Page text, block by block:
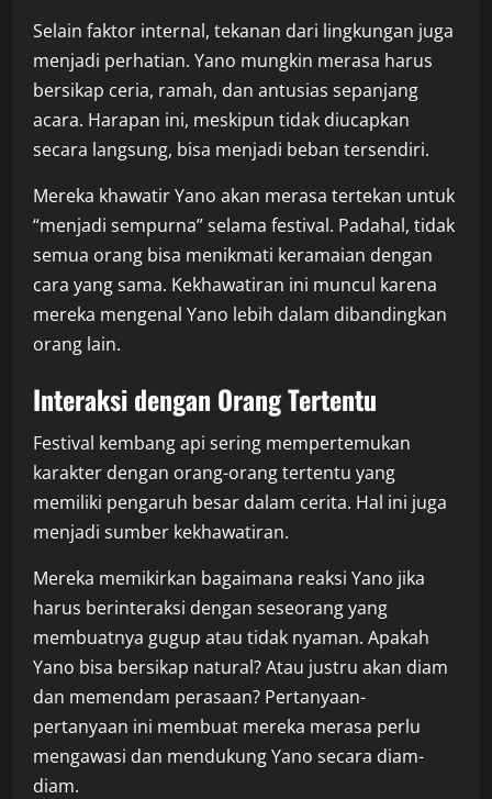
Selain faktor internal, tekanan dari lingkungan juga
menjadi perhatian. Yano mungkin merasa harus
bersikap ceria, ramah, dan antusias sepanjang
acara. Harapan ini, meskipun tidak diucapkan
secara langsung, bisa menjadi beban tersendiri.
Mereka khawatir Yano akan merasa tertekan untuk
“menjadi sempurna” selama festival. Padahal, tidak
semua orang bisa menikmati keramaian dengan
cara yang sama. Kekhawatiran ini muncul karena
mereka mengenal Yano lebih dalam dibandingkan
orang lain.
Interaksi dengan Orang Tertentu
Festival kembang api sering mempertemukan
karakter dengan orang-orang tertentu yang
memiliki pengaruh besar dalam cerita. Hal ini juga
menjadi sumber kekhawatiran.
Mereka memikirkan bagaimana reaksi Yano jika
harus berinteraksi dengan seseorang yang
membuatnya gugup atau tidak nyaman. Apakah
Yano bisa bersikap natural? Atau justru akan diam
dan memendam perasaan? Pertanyaan-
pertanyaan ini membuat mereka merasa perlu
mengawasi dan mendukung Yano secara diam-
diam.